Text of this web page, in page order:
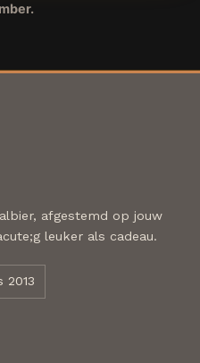
afgestemd op jouw
leuker als cadeau.
2013